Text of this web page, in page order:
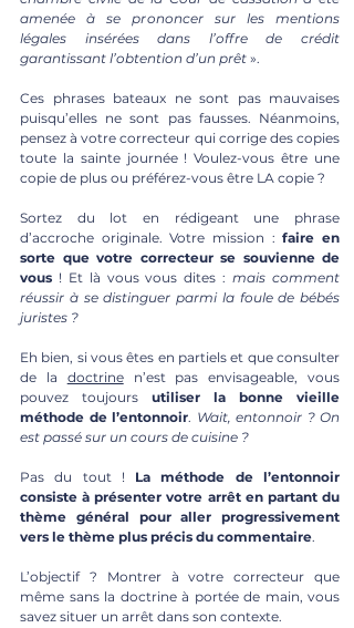
amenée à se prononcer sur les mentions
légales insérées dans l’offre de crédit
garantissant l’obtention d’un prêt ».
Ces phrases bateaux ne sont pas mauvaises
puisqu’elles ne sont pas fausses. Néanmoins,
pensez à votre correcteur qui corrige des copies
toute la sainte journée ! Voulez-vous être une
copie de plus ou préférez-vous être LA copie ?
Sortez du lot en rédigeant une phrase
d’accroche originale. Votre mission : faire en
sorte que votre correcteur se souvienne de
vous ! Et là vous vous dites : mais comment
réussir à se distinguer parmi la foule de bébés
juristes ?
Eh bien, si vous êtes en partiels et que consulter
de la doctrine n’est pas envisageable, vous
pouvez toujours utiliser la bonne vieille
méthode de l’entonnoir. Wait, entonnoir ? On
est passé sur un cours de cuisine ?
Pas du tout ! La méthode de l’entonnoir
consiste à présenter votre arrêt en partant du
thème général pour aller progressivement
vers le thème plus précis du commentaire.
L’objectif ? Montrer à votre correcteur que
même sans la doctrine à portée de main, vous
savez situer un arrêt dans son contexte.